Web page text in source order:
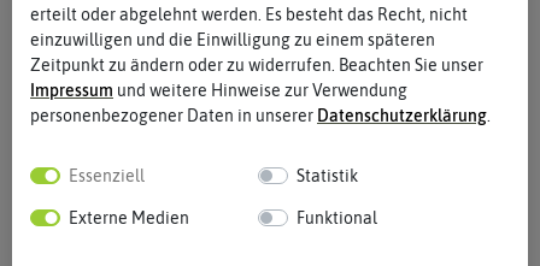
erteilt oder abgelehnt werden. Es besteht das Recht, nicht
einzuwilligen und die Einwilligung zu einem späteren
Zeitpunkt zu ändern oder zu widerrufen. Beachten Sie unser
Impressum und weitere Hinweise zur Verwendung
personenbezogener Daten in unserer Daten­schutz­erklärung
Essenziell Statistik
Externe Medien Funktional